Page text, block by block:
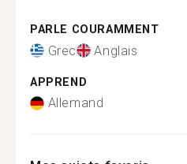
PARLE COURAMMENT
Grec Anglais
APPREND
Allemand